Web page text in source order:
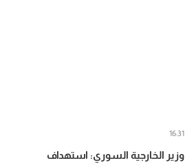
وزير الخارجية السوري: استهداف
16:31